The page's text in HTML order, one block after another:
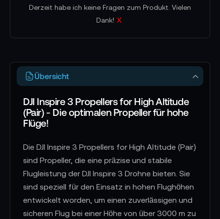
Derzeit habe ich keine Fragen zum Produkt. Vielen
Dank! x
Übersicht
DJI Inspire 3 Propellers for High Altitude
(Pair) - Die optimalen Propeller für hohe
Flüge!
Die DJI Inspire 3 Propellers for High Altitude (Pair)
sind Propeller, die eine präzise und stabile
Flugleistung der DJI Inspire 3 Drohne bieten. Sie
sind speziell für den Einsatz in hohen Flughöhen
entwickelt worden, um einen zuverlässigen und
sicheren Flug bei einer Höhe von über 3000 m zu